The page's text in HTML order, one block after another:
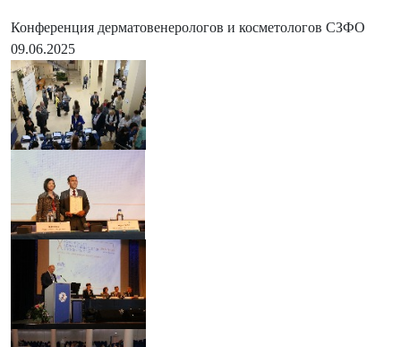
Конференция дерматовенерологов и косметологов СЗФО
09.06.2025